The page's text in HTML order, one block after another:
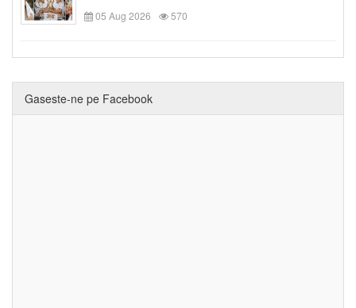
05 Aug 2026 570
Gaseste-ne pe Facebook